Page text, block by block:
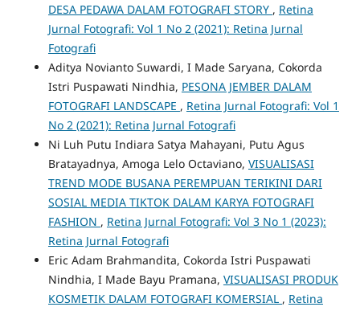
DESA PEDAWA DALAM FOTOGRAFI STORY , Retina
Jurnal Fotografi: Vol 1 No 2 (2021): Retina Jurnal
Fotografi
Aditya Novianto Suwardi, I Made Saryana, Cokorda
Istri Puspawati Nindhia, PESONA JEMBER DALAM
FOTOGRAFI LANDSCAPE , Retina Jurnal Fotografi: Vol 1
No 2 (2021): Retina Jurnal Fotografi
Ni Luh Putu Indiara Satya Mahayani, Putu Agus
Bratayadnya, Amoga Lelo Octaviano, VISUALISASI
TREND MODE BUSANA PEREMPUAN TERIKINI DARI
SOSIAL MEDIA TIKTOK DALAM KARYA FOTOGRAFI
FASHION , Retina Jurnal Fotografi: Vol 3 No 1 (2023):
Retina Jurnal Fotografi
Eric Adam Brahmandita, Cokorda Istri Puspawati
Nindhia, I Made Bayu Pramana, VISUALISASI PRODUK
KOSMETIK DALAM FOTOGRAFI KOMERSIAL , Retina